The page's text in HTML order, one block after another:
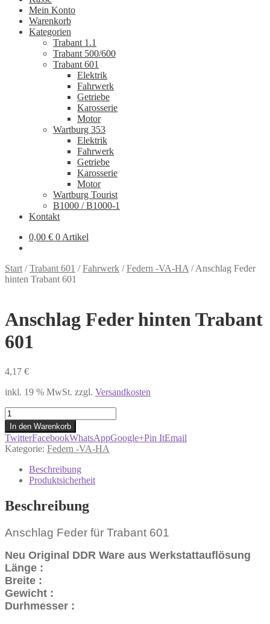
Mein Konto
Warenkorb
Kategorien
Trabant 1.1
Trabant 500/600
Trabant 601
Elektrik
Fahrwerk
Getriebe
Karosserie
Motor
Wartburg 353
Elektrik
Fahrwerk
Getriebe
Karosserie
Motor
Wartburg Tourist
B1000 / B1000-1
Kontakt
0,00 € 0 Artikel
Start /Trabant 601 /Fahrwerk /Federn -VA-HA /Anschlag Feder
hinten Trabant 601
Anschlag Feder hinten Trabant
601
4,17 €
inkl. 19 % MwSt. zzgl. Versandkosten
Anschlag
Feder
hinten
Trabant
601
Menge
In den Warenkorb
TwitterFacebookWhatsAppGoogle+Pin ItEmail
Kategorie: Federn -VA-HA
Beschreibung
Produktsicherheit
Beschreibung
Anschlag Feder für Trabant 601
Neu Original DDR Ware aus Werkstattauflösung
Länge :
Breite :
Gewicht :
Durhmesser :